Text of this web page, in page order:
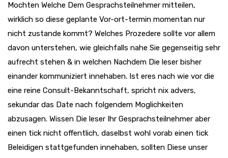
Mochten Welche Dem Gesprachsteilnehmer mitteilen,
wirklich so diese geplante Vor-ort-termin momentan nur
nicht zustande kommt? Welches Prozedere sollte vor allem
davon unterstehen, wie gleichfalls nahe Sie gegenseitig sehr
aufrecht stehen & in welchen Nachdem Die leser bisher
einander kommuniziert innehaben. Ist eres nach wie vor die
eine reine Consult-Bekanntschaft, spricht nix advers,
sekundar das Date nach folgendem Moglichkeiten
abzusagen. Wissen Die leser Ihr Gesprachsteilnehmer aber
einen tick nicht offentlich, daselbst wohl vorab einen tick
Beleidigen stattgefunden innehaben, sollten Diese unser